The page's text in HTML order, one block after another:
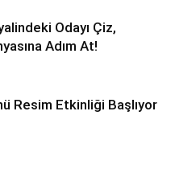
Odayı Çiz,
Adım At!
Resim Etkinliği Başlıyor